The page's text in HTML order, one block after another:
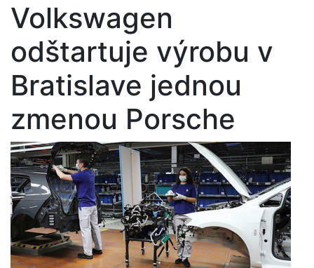
Volkswagen
odštartuje výrobu v
Bratislave jednou
zmenou Porsche